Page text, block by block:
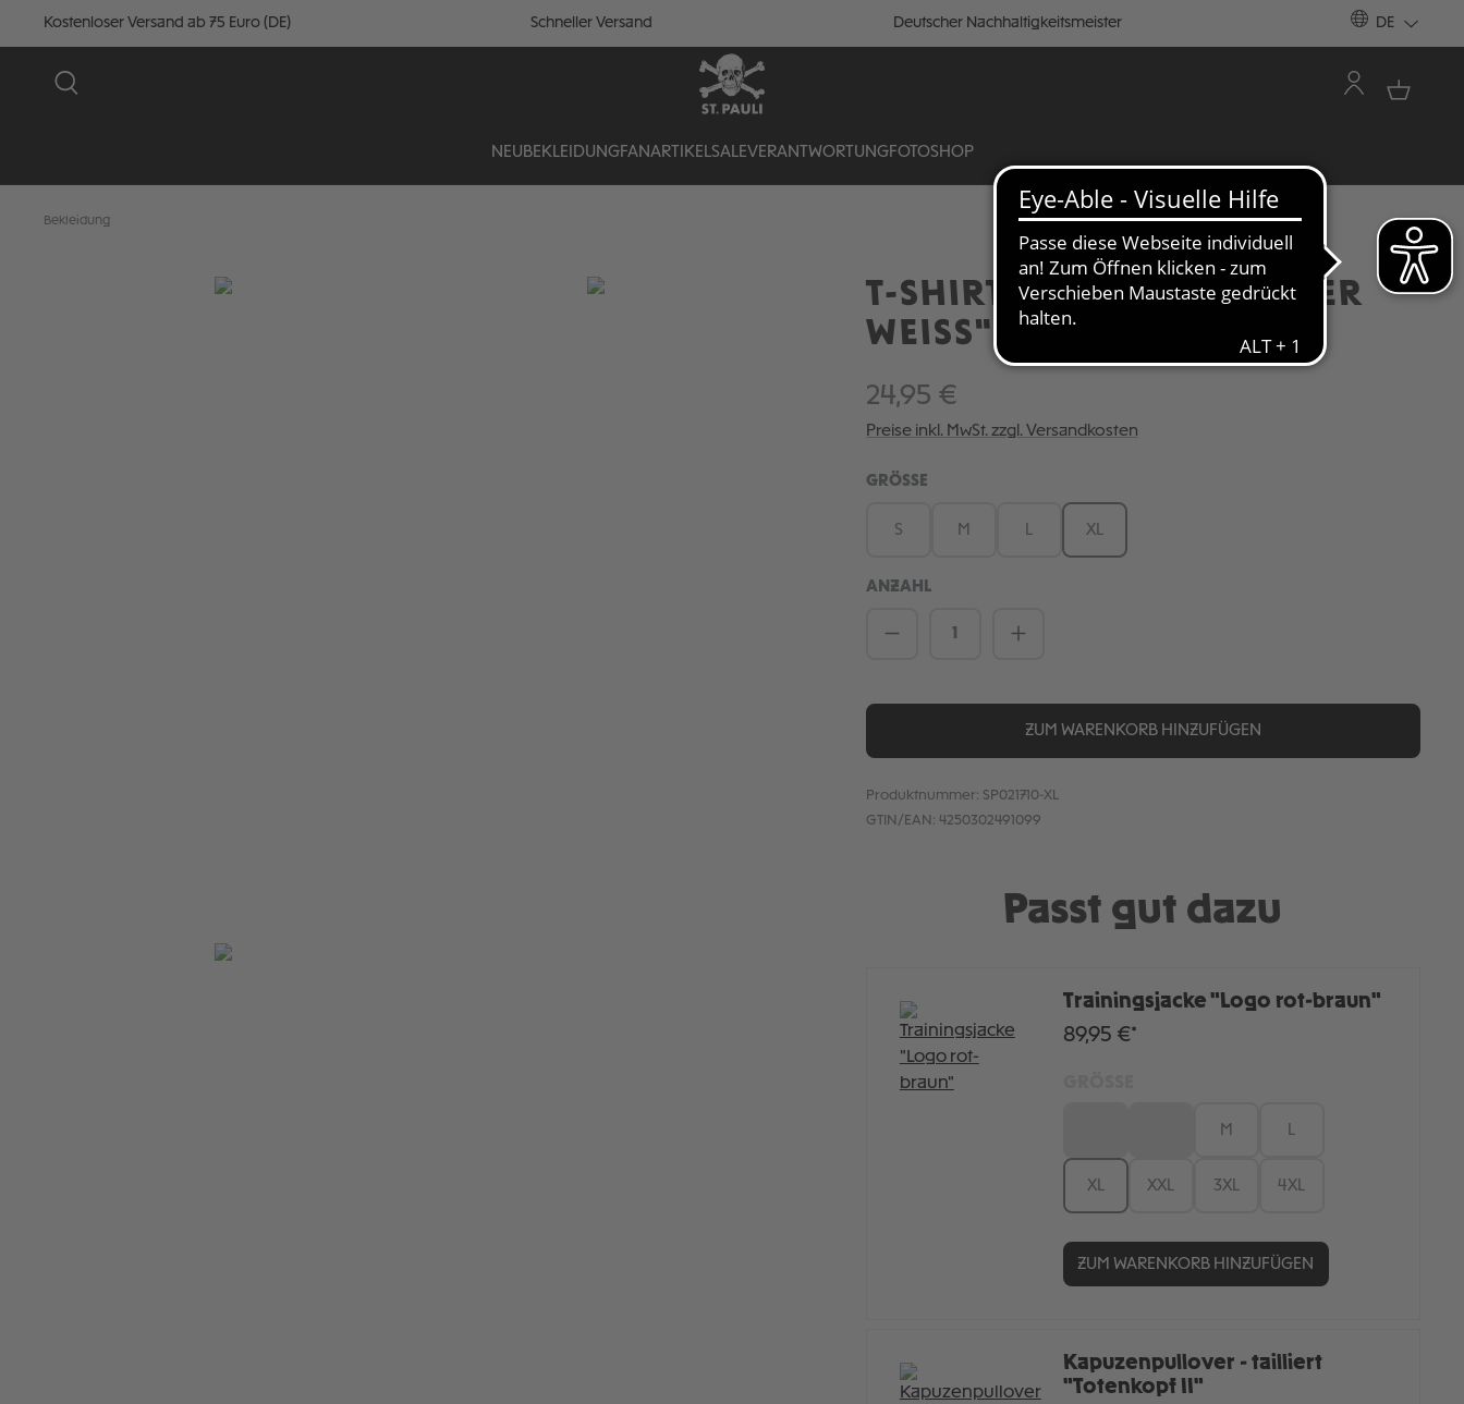
Kostenloser Versand ab 75 Euro (DE) Schneller Versand Deutscher Nachhaltigkeitsmeister DE
NEU BEKLEIDUNGFANARTIKELSALEVERANTWORTUNGFOTOSHOP
Bekleidung
Bildergalerie überspringen
T-SHIRT - TAILLIERT "ANKER
WEISS"
24,95 €
Preise inkl. MwSt. zzgl. Versandkosten
GRÖSSE AUSWÄHLEN
S M XL
ANZAHL
Produkt Anzahl: Gib den gewünschten Wert
ZUM WARENKORB HINZUFÜGEN
Produktnummer: SP021710-XL
GTIN/EAN: 4250302491099
Passt gut dazu
Trainingsjacke "Logo rot-braun"
89,95 €*
M
XL XXL 3XL 4XL
ZUM WARENKORB HINZUFÜGEN
Kapuzenpullover - tailliert
"Totenkopf II"